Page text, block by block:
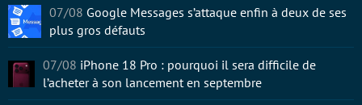
07/08 Google Messages s’attaque enfin à deux de ses
plus gros défauts
07/08 iPhone 18 Pro : pourquoi il sera difficile de
l’acheter à son lancement en septembre